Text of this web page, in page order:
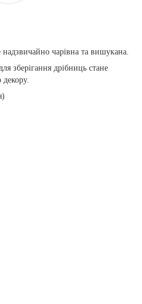
надзвичайно чарівна та вишукана.
зберігання дрібниць стане